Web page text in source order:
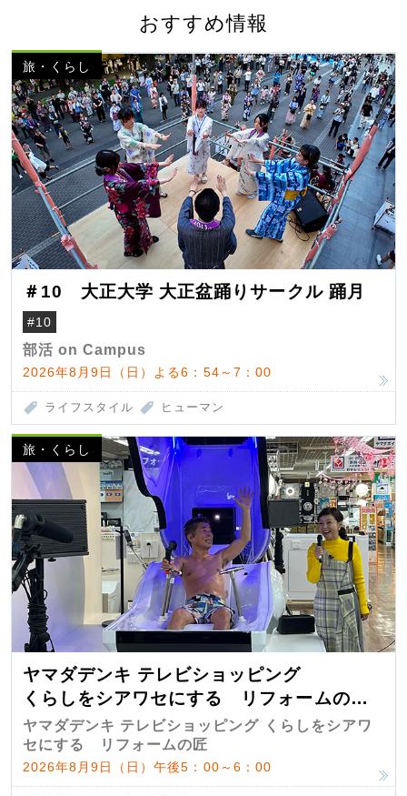
おすすめ情報
旅・くらし
＃10 大正大学 大正盆踊りサークル 踊月
#10
部活 on Campus
2026年8月9日（日）よる6：54～7：00
ライフスタイル ヒューマン
旅・くらし
ヤマダデンキ テレビショッピング
くらしをシアワセにする リフォームの
匠 第7弾
ヤマダデンキ テレビショッピング くらしをシアワ
セにする リフォームの匠
2026年8月9日（日）午後5：00～6：00